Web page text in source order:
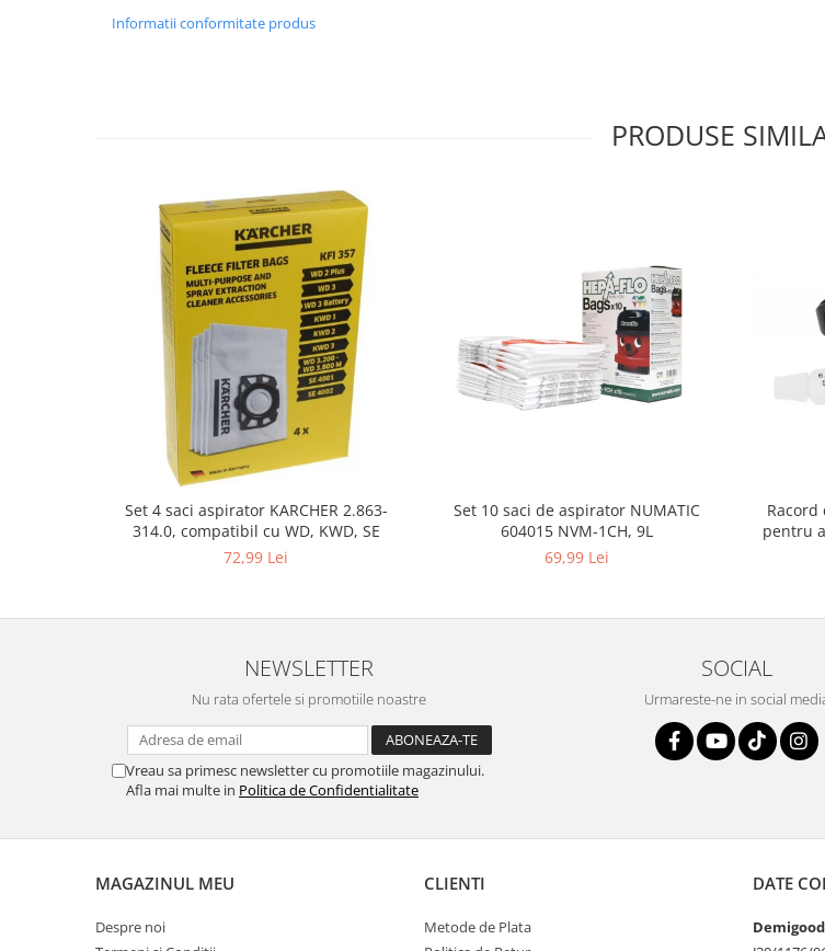
Ingrijire Locuinta
Genti si accesorii barbati
Genti si accesorii femei
Imbracaminte barbati
Imbracaminte femei
Imbracaminte si Incaltaminte copii
Gaming, Carti & Birotica
Birotica & Papetarie
Console, Jocuri & Accesorii
Ingrijire personala & Cosmetice
Articole Sanatate si Wellness
Consumabile sanitare
Cosmetice si produse ingrijire
Igiena dentara
Hrana bebelusi
Informatii conformitate produs
PRODUSE
Set 4 saci aspirator KARCHER 2.863-
314.0, compatibil cu WD, KWD, SE
72,99 Lei
Set 10 saci de aspirator NUMATIC
604015 NVM-1CH, 9L
69,99 Lei
pentru
NEWSLETTER
Nu rata ofertele si promotiile noastre
Vreau sa primesc newsletter cu promotiile magazinului.
Afla mai multe in Politica de Confidentialitate
SOCIAL
Urmareste-ne in social
MAGAZINUL MEU
Despre noi
CLIENTI
Metode de Plata
DATE